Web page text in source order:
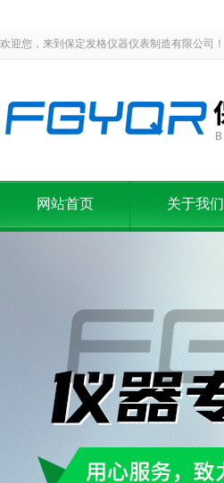
欢迎您，来到保定发格仪器仪表制造有限公司！
网站首页 关于我们